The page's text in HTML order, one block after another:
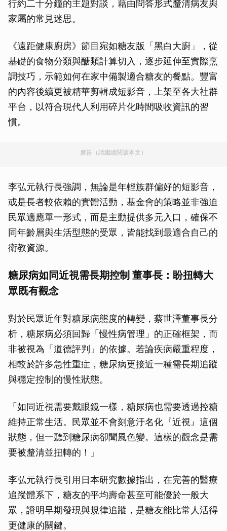
行約二十分鐘的主題對談，藉由問答形式釐清病友與
家屬的常見迷思。
《遠距健康廚房》節目宛如糖友版「黑白大廚」，從
基礎的食物分類與醣類計算切入，逐步延伸至實際烹
調技巧，示範如何在家中備製適合糖友的餐點。豐富
的內容後續更被精華剪輯成短影音，上架至各大社群
平台，以符合現代人利用碎片化時間吸收資訊的習
慣。
廣告（請繼續閱讀本文）
李弘元執行長強調，無論是年輕族群偏好的短影音，
或是長者較依賴的實體活動，基金會的策略並非強迫
民眾適應單一形式，而是主動提供多元入口，確保不
同年齡層與生活型態的受眾，皆能找到最適合自己的
衛教資源。
糖尿病如同近視需長期控制 董事長：盼扭轉大
眾既有觀念
對於民眾近年對糖尿病態度的轉變，蔡世澤董事長分
析，糖尿病必須回歸「慢性病管理」的正確框架，而
非被視為「道德評判」的依據。若論疾病嚴重程度，
相較於許多急性重症，糖尿病更接近一種需長期追蹤
與穩定控制的慢性狀態。
「如同近視需要戴眼鏡一樣，糖尿病也需要透過控糖
維持正常生活。民眾並不會刻意汙名化『近視』這個
狀態，但一聽到糖尿病卻聞風色變。這樣的觀念是需
要被釐清並扭轉的！」
李弘元執行長引用日本研究數據指出，在完善的醫療
追蹤體系下，糖友的平均壽命甚至可能優於一般大
眾，證明早期發現與規律追蹤，是糖友能比常人活得
更健康的關鍵。